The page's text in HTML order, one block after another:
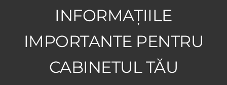
INFORMAȚIILE
IMPORTANTE PENTRU
CABINETUL TĂU